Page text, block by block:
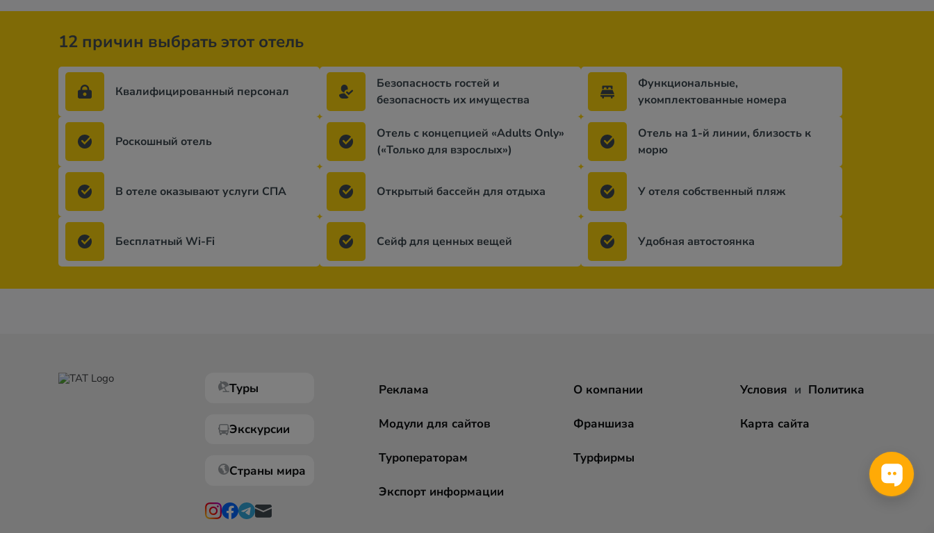
12 причин выбрать этот отель
Квалифицированный персонал
Безопасность гостей и
безопасность их имущества
Функциональные,
укомплектованные номера
Роскошный отель
Отель с концепцией «Adults Only»
(«Только для взрослых»)
Отель на 1-й линии, близость к
морю
В отеле оказывают услуги СПА Открытый бассейн для отдыха У отеля собственный пляж
Бесплатный Wi-Fi Сейф для ценных вещей Удобная автостоянка
Туры
Экскурсии
Страны мира
Реклама
Модули для сайтов
Туроператорам
Экспорт информации
О компании
Франшиза
Турфирмы
Условия и Политика
Карта сайта